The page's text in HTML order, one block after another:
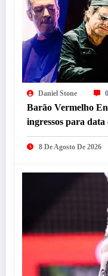
Daniel Stone 0
Barão Vermelho
ingressos para
8 De Agosto De 2026